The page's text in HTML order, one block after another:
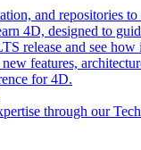
and repositories
4D, designed to
release and see
features,
for 4D.
through our